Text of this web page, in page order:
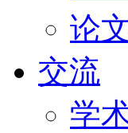
论
交流
学